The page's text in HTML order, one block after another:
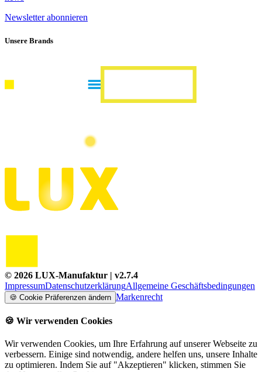
Newsletter abonnieren
Unsere Brands
© 2026 LUX-Manufaktur | v2.7.4
ImpressumDatenschutzerklärungAllgemeine Geschäftsbedingungen
🍪 Cookie Präferenzen ändern Markenrecht
🍪 Wir verwenden Cookies
Wir verwenden Cookies, um Ihre Erfahrung auf unserer Webseite zu
verbessern. Einige sind notwendig, andere helfen uns, unsere Inhalte
zu optimieren. Indem Sie auf "Akzeptieren" klicken, stimmen Sie